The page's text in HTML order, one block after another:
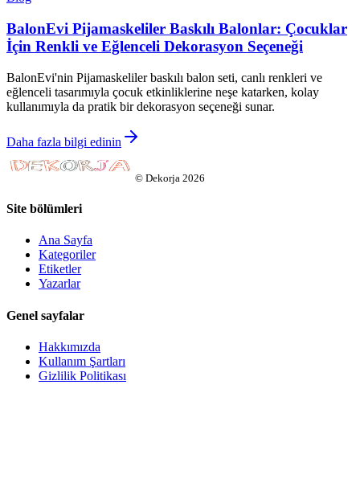
BalonEvi Pijamaskeliler Baskılı Balonlar: Çocuklar
İçin Renkli ve Eğlenceli Dekorasyon Seçeneği
BalonEvi'nin Pijamaskeliler baskılı balon seti, canlı renkleri ve
eğlenceli tasarımıyla çocuk etkinliklerine neşe katarken, kolay
kullanımıyla da pratik bir dekorasyon seçeneği sunar.
Daha fazla bilgi edinin
© Dekorja 2026
Site bölümleri
Ana Sayfa
Kategoriler
Etiketler
Yazarlar
Genel sayfalar
Hakkımızda
Kullanım Şartları
Gizlilik Politikası